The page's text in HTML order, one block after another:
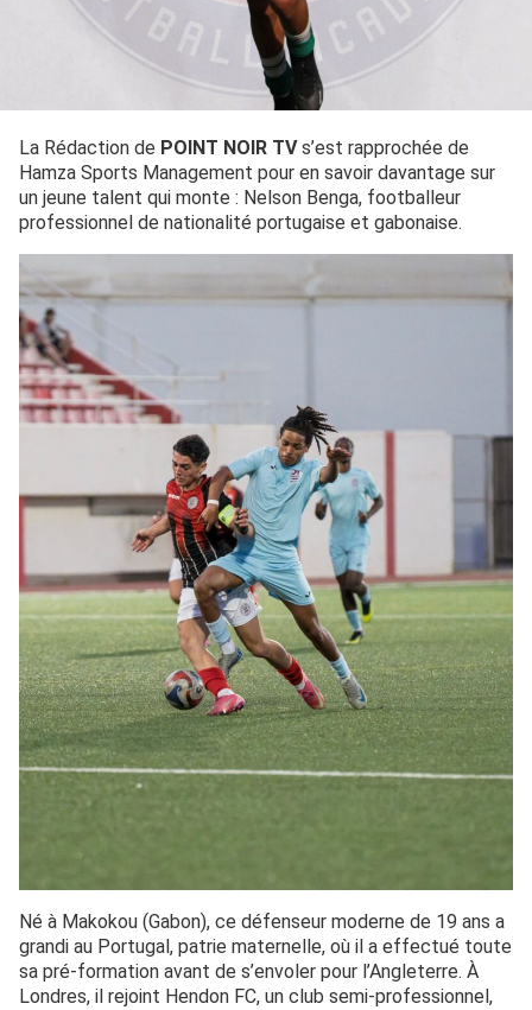
La Rédaction de POINT NOIR TVs’est rapprochée de
Hamza Sports Management pour en savoir davantage sur
un jeune talent qui monte : Nelson Benga, footballeur
professionnel de nationalité portugaise et gabonaise.
Né à Makokou (Gabon), ce défenseur moderne de 19 ans a
grandi au Portugal, patrie maternelle, où il a effectué toute
sa pré-formation avant de s’envoler pour l’Angleterre. À
Londres, il rejoint Hendon FC, un club semi-professionnel,